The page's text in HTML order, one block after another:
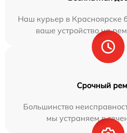
Наш курьер в Красноярске
ваше устройство на
Срочный
Большинство
мы устраняем в